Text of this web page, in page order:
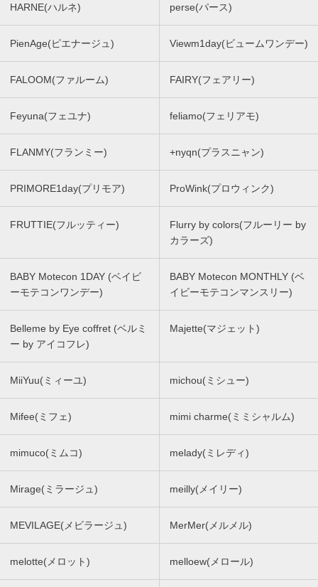
HARNE(ハルネ) perse(パース)
PienAge(ピエナージュ) Viewm1day(ビュームワンデー)
FALOOM(ファルーム) FAIRY(フェアリー)
Feyuna(フェユナ) feliamo(フェリアモ)
FLANMY(フランミー) +nyqn(プラスニャン)
PRIMORE1day(プリモア) ProWink(プロウィンク)
FRUTTIE(フルッティー)
Flurry by colors(フルーリー by
カラーズ)
BABY Motecon 1DAY (ベイビ
ーモテコンワンデー)
BABY Motecon MONTHLY (ベ
イビーモテコンマンスリー)
Belleme by Eye coffret (ベルミ
ー by アイコフレ)
Majette(マジェット)
MiiYuu(ミィーユ) michou(ミシュー)
Mifee(ミフェ) mimi charme(ミミシャルム)
mimuco(ミムコ) melady(ミレディ)
Mirage(ミラージュ) meilly(メイリー)
MEVILAGE(メビラージュ) MerMer(メルメル)
melotte(メロット) melloew(メロール)